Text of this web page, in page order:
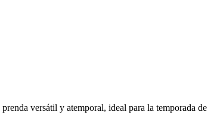
versátil y atemporal, ideal para la temporada de